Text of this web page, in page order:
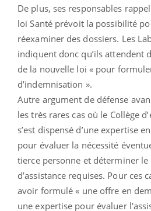
De plus, ses responsables
loi Santé prévoit la possibilité
réexaminer des dossiers. Les
indiquent donc qu’ils attendent
de la nouvelle loi « pour
d’indemnisation ».
Autre argument de défense
les très rares cas où le Collège
s’est dispensé d’une expertise
pour évaluer la nécessité
tierce personne et déterminer le
d’assistance requises. Pour ces
avoir formulé « une offre en
une expertise pour évaluer